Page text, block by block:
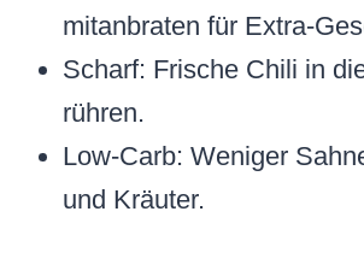
mitanbraten für Extra-
Scharf: Frische Chili in
rühren.
Low-Carb: Weniger
und Kräuter.